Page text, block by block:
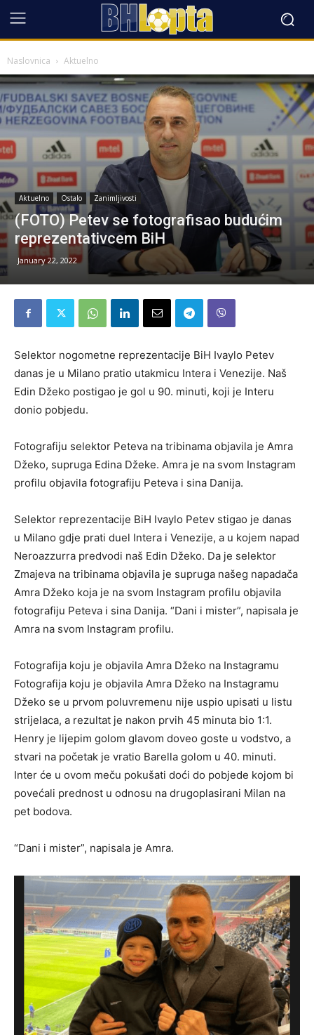
Naslovnica Aktuelno
Aktuelno Ostalo Zanimljivosti
(FOTO) Petev se fotografisao budućim
reprezentativcem BiH
January 22, 2022
Selektor nogometne reprezentacije BiH Ivaylo Petev
danas je u Milano pratio utakmicu Intera i Venezije. Naš
Edin Džeko postigao je gol u 90. minuti, koji je Interu
donio pobjedu.
Fotografiju selektor Peteva na tribinama objavila je Amra
Džeko, supruga Edina Džeke. Amra je na svom Instagram
profilu objavila fotografiju Peteva i sina Danija.
Selektor reprezentacije BiH Ivaylo Petev stigao je danas
u Milano gdje prati duel Intera i Venezije, a u kojem napad
Neroazzurra predvodi naš Edin Džeko. Da je selektor
Zmajeva na tribinama objavila je supruga našeg napadača
Amra Džeko koja je na svom Instagram profilu objavila
fotografiju Peteva i sina Danija. “Dani i mister”, napisala je
Amra na svom Instagram profilu.
Fotografija koju je objavila Amra Džeko na Instagramu
Fotografija koju je objavila Amra Džeko na Instagramu
Džeko se u prvom poluvremenu nije uspio upisati u listu
strijelaca, a rezultat je nakon prvih 45 minuta bio 1:1.
Henry je lijepim golom glavom doveo goste u vodstvo, a
stvari na početak je vratio Barella golom u 40. minuti.
Inter će u ovom meču pokušati doći do pobjede kojom bi
povećali prednost u odnosu na drugoplasirani Milan na
pet bodova.
“Dani i mister”, napisala je Amra.